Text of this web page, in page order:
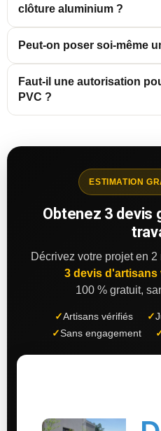
clôture aluminium ?
Peut-on poser soi-même
Faut-il une autorisation
PVC ?
ESTIMATION
Obtenez 3 devis
Décrivez votre projet en
3 devis d'artisans
100 % gratuit,
✓Artisans vérifiés ✓
✓Sans engagement